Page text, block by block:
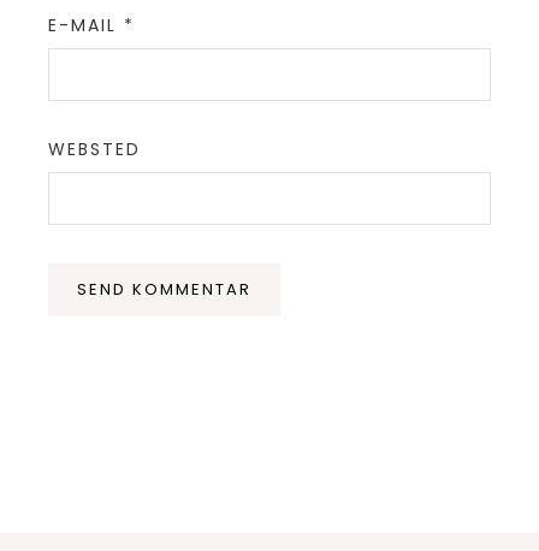
E-MAIL *
WEBSTED